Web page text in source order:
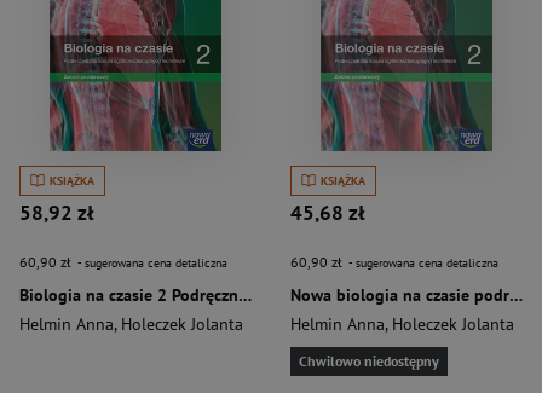
KSIĄŻKA
58,92 zł
60,90 zł - sugerowana cena detaliczna
Biologia na czasie 2 Podręcznik Zakres podstawowy Szkoła ponadpodstawowa
Helmin Anna, Holeczek Jolanta
KSIĄŻKA
45,68 zł
60,90 zł - sugerowana cena detaliczna
Nowa biologia na czasie podręcznik 2 liceum i technikum zakres podstawowy EDYCJA 2024
Helmin Anna, Holeczek Jolanta
Chwilowo niedostępny